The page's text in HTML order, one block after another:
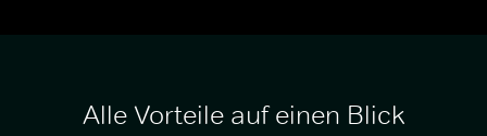
Alle Vorteile auf einen Blick